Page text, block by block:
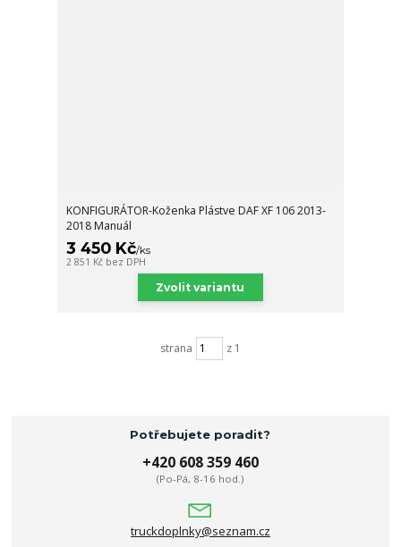
KONFIGURÁTOR-Koženka Plástve DAF XF 106 2013-
2018 Manuál
3 450 Kč/ks
2 851 Kč bez DPH
Zvolit variantu
strana z 1
Potřebujete poradit?
+420 608 359 460
(Po-Pá, 8-16 hod.)
truckdoplnky@seznam.cz